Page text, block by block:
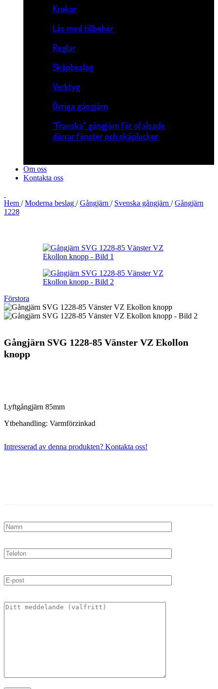
Krokar
Lås med tillbehör
Reglar
Skåpbeslag
Verktyg
Övriga gångjärn
"Franska" gångjärn för ofalsade
dörrar fönster och skåpluckor
Om oss
Kontakta oss
Hem / Moderna beslag / Gångjärn / Svenska gångjärn / Gångjärn
1228
Förstora
Gångjärn SVG 1228-85 Vänster VZ Ekollon
knopp
Lyftgångjärn 85mm
Ytbehandling: Varmförzinkad
Intresserad av denna produkten? Kontakta oss!